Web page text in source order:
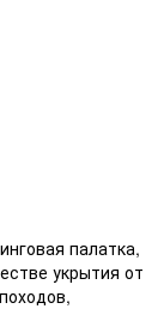
палатка,
укрытия от